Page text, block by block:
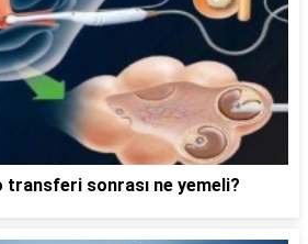
transferi sonrası ne yemeli?